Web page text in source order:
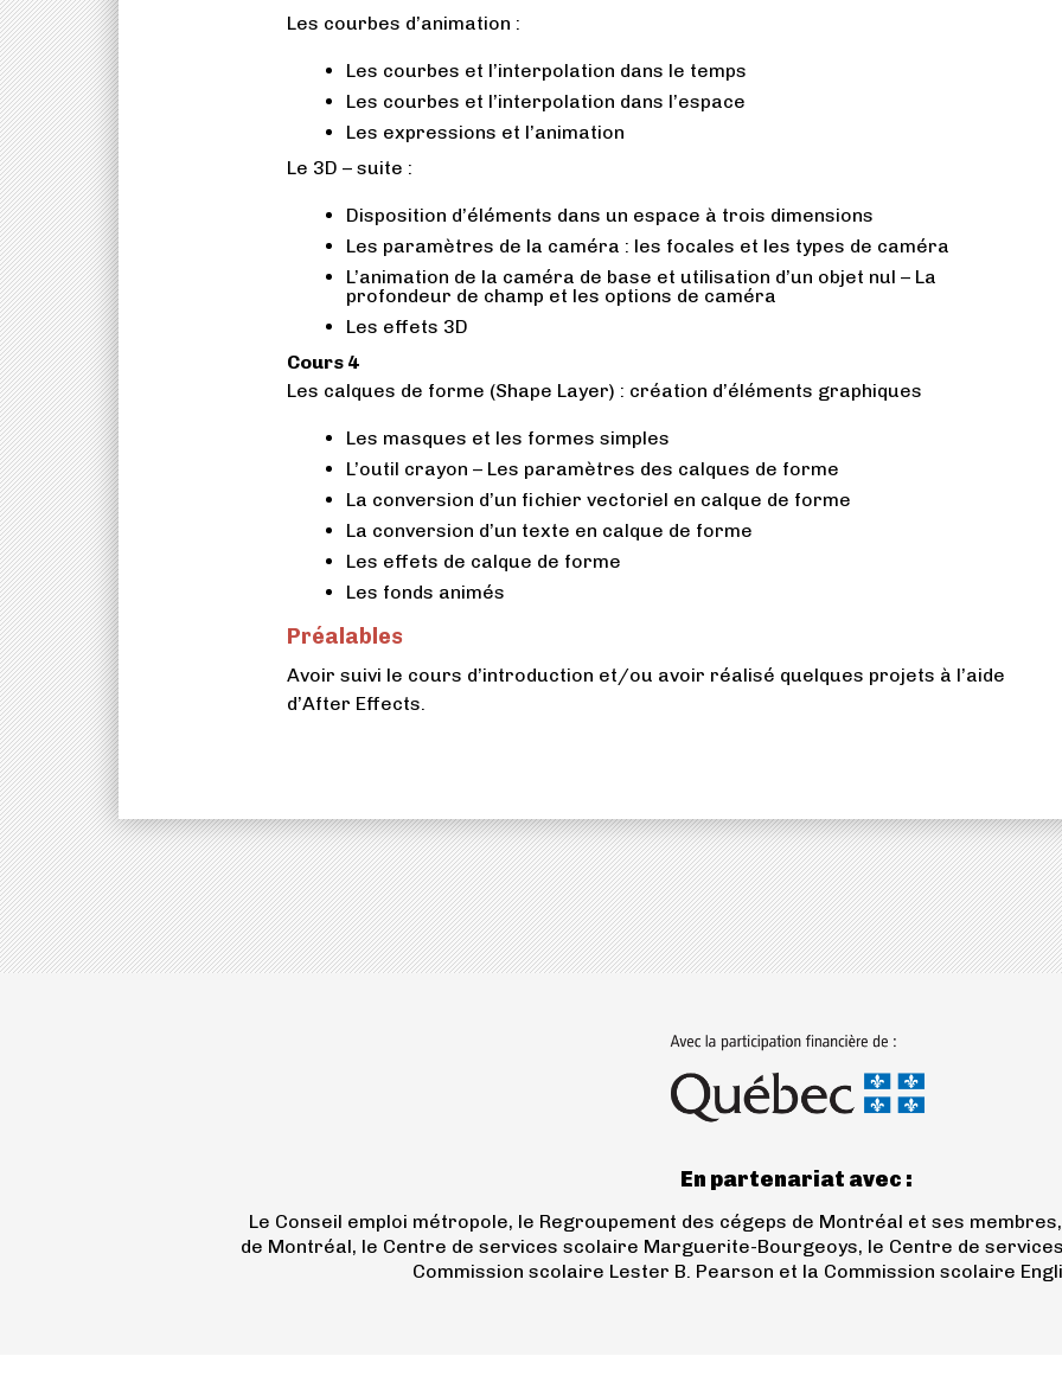
Les courbes d’animation :
Les courbes et l’interpolation dans le temps
Les courbes et l’interpolation dans l’espace
Les expressions et l’animation
Le 3D – suite :
Disposition d’éléments dans un espace à trois dimensions
Les paramètres de la caméra : les focales et les types de caméra
L’animation de la caméra de base et utilisation d’un objet nul – La
profondeur de champ et les options de caméra
Les effets 3D
Cours 4
Les calques de forme (Shape Layer) : création d’éléments graphiques
Les masques et les formes simples
L’outil crayon – Les paramètres des calques de forme
La conversion d’un fichier vectoriel en calque de forme
La conversion d’un texte en calque de forme
Les effets de calque de forme
Les fonds animés
Préalables
Avoir suivi le cours d’introduction et/ou avoir réalisé quelques projets à l’aide
d’After Effects.
En partenariat avec :
Le Conseil emploi métropole, le Regroupement des cégeps de Montréal et ses
de Montréal, le Centre de services scolaire Marguerite-Bourgeoys, le Centre de
Commission scolaire Lester B. Pearson et la Commission scolaire